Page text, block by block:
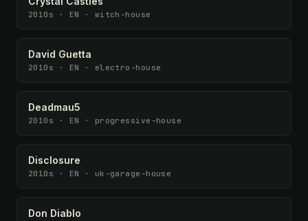
2010s · EN · witch-house
David Guetta
2010s · EN · electro-house
Deadmau5
2010s · EN · progressive-house
Disclosure
2010s · EN · uk-garage-house
Don Diablo